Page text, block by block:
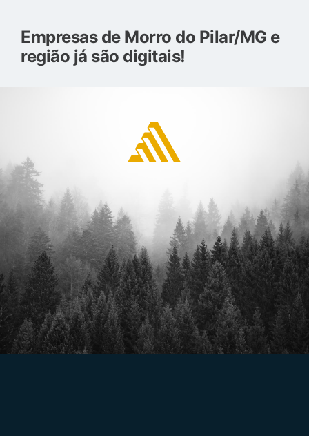
Empresas de Morro do Pilar/MG e
região já são digitais!